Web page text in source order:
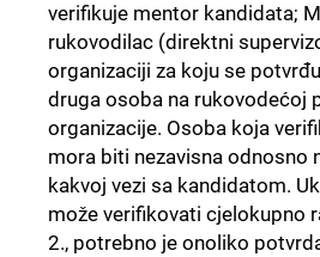
verifikuje mentor kandidata;
rukovodilac (direktni
organizaciji za koju se
druga osoba na rukovodećoj
organizacije. Osoba koja
mora biti nezavisna odnosno
kakvoj vezi sa kandidatom.
može verifikovati cjelokupno
2., potrebno je onoliko